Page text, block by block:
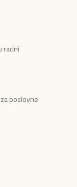
radni
poslovne